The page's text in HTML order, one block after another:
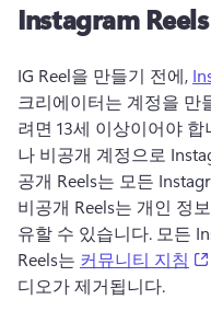
Instagram
IG Reel을 만들기 전에,
크리에이터는 계정을 만
려면 13세 이상이어야 합
공개 Reels는 모든
비공개 Reels는 개인 정
유할 수 있습니다. 모든
Reels는 커뮤니티 지침
디오가 제거됩니다.